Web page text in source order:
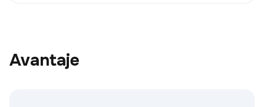
Avantaje